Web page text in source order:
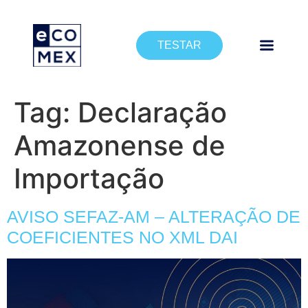
TESTAR
Tag: Declaração
Amazonense de
Importação
AVISO SEFAZ-AM – ALTERAÇÃO DE
COEFICIENTES NO XML DAI